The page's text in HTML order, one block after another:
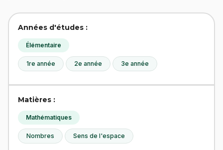
Années d'études :
Élémentaire
1re année 2e année 3e année
Matières :
Mathématiques
Nombres Sens de l'espace